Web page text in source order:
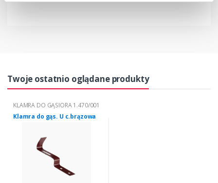
Twoje ostatnio oglądane produkty
KLAMRA DO GĄSIORA 1.470/001
Klamra do gąs. U c.brązowa